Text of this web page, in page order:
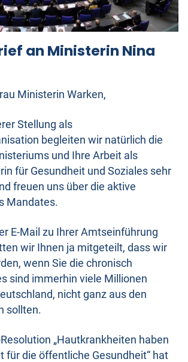
an Ministerin Nina
Ministerin Warken,
Stellung als
begleiten wir natürlich die
und Ihre Arbeit als
für Gesundheit und Soziales sehr
freuen uns über die aktive
Mandates.
E-Mail zu Ihrer Amtseinführung
wir Ihnen ja mitgeteilt, dass wir
wenn Sie die chronisch
sind immerhin viele Millionen
nicht ganz aus den
sollten.
„Hautkrankheiten haben
für die öffentliche Gesundheit“ hat